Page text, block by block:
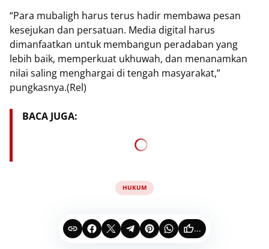
“Para mubaligh harus terus hadir membawa pesan
kesejukan dan persatuan. Media digital harus
dimanfaatkan untuk membangun peradaban yang
lebih baik, memperkuat ukhuwah, dan menanamkan
nilai saling menghargai di tengah masyarakat,”
pungkasnya.(Rel)
BACA JUGA:
HUKUM
...